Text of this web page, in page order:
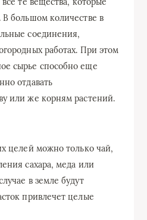
большом количестве в
соединения,
работах. При этом
сырье способно еще
отдавать
или же корням растений.
целей можно только чай,
сахара, меда или
в земле будут
привлечет целые